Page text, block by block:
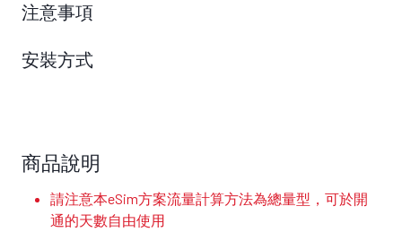
注意事項
安裝方式
商品說明
請注意本eSim方案流量計算方法為總量型，可於開
通的天數自由使用